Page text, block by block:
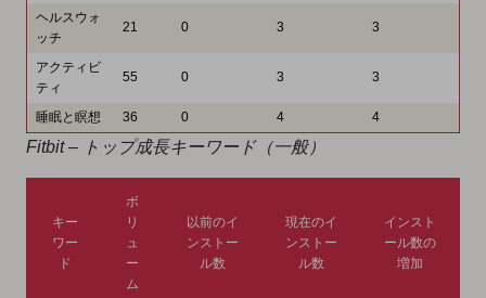
ヘルスウォ
ッチ
21 0 3 3
アクティビ
ティ
55 0 3 3
睡眠と瞑想 36 0 4 4
Fitbit – トップ成長キーワード（一般）
キー
ワー
ド
ボ
リ
ュ
ー
ム
以前のイ
ンストー
ル数
現在のイ
ンストー
ル数
インスト
ール数の
増加